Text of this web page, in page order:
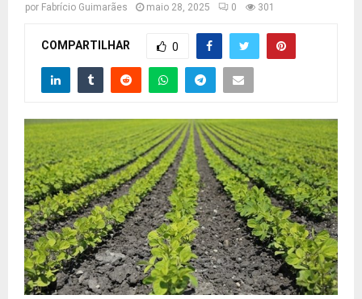
por Fabrício Guimarães maio 28, 2025 0 301
COMPARTILHAR 0